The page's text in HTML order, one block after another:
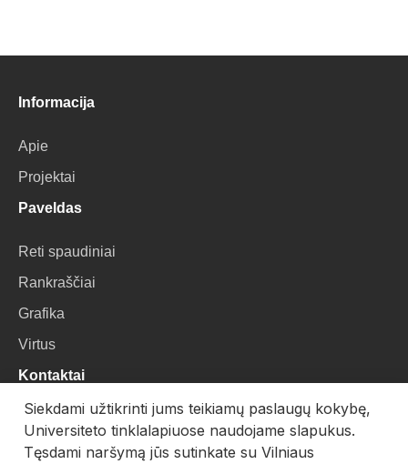
Informacija
Apie
Projektai
Paveldas
Reti spaudiniai
Rankraščiai
Grafika
Virtus
Kontaktai
VU Biblioteka
Universiteto g. 3, LT-01122, Vilnius
Siekdami užtikrinti jums teikiamų paslaugų kokybę,
Universiteto tinklalapiuose naudojame slapukus.
Tęsdami naršymą jūs sutinkate su Vilniaus